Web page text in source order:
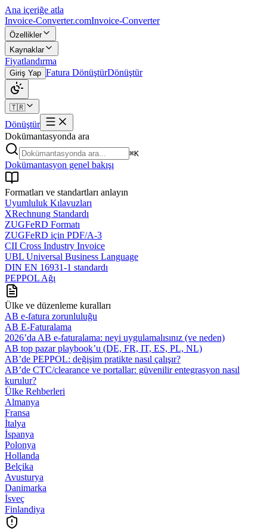
Ana içeriğe atla
Invoice-Converter.comInvoice-Converter
Özellikler
Kaynaklar
Fiyatlandırma
Giriş Yap Fatura DönüştürDönüştür
🇹🇷
Dönüştür
Dokümantasyonda ara
⌘K
Dokümantasyon genel bakışı
Formatları ve standartları anlayın
Uyumluluk Kılavuzları
XRechnung Standardı
ZUGFeRD Formatı
ZUGFeRD için PDF/A-3
CII Cross Industry Invoice
UBL Universal Business Language
DIN EN 16931-1 standardı
PEPPOL Ağı
Ülke ve düzenleme kuralları
AB e-fatura zorunluluğu
AB E-Faturalama
2026’da AB e‑faturalama: neyi uygulamalısınız (ve neden)
AB top pazar playbook’u (DE, FR, IT, ES, PL, NL)
AB’de PEPPOL: değişim pratikte nasıl çalışır?
AB’de CTC/clearance ve portallar: güvenilir entegrasyon nasıl
kurulur?
Ülke Rehberleri
Almanya
Fransa
İtalya
İspanya
Polonya
Hollanda
Belçika
Avusturya
Danimarka
İsveç
Finlandiya